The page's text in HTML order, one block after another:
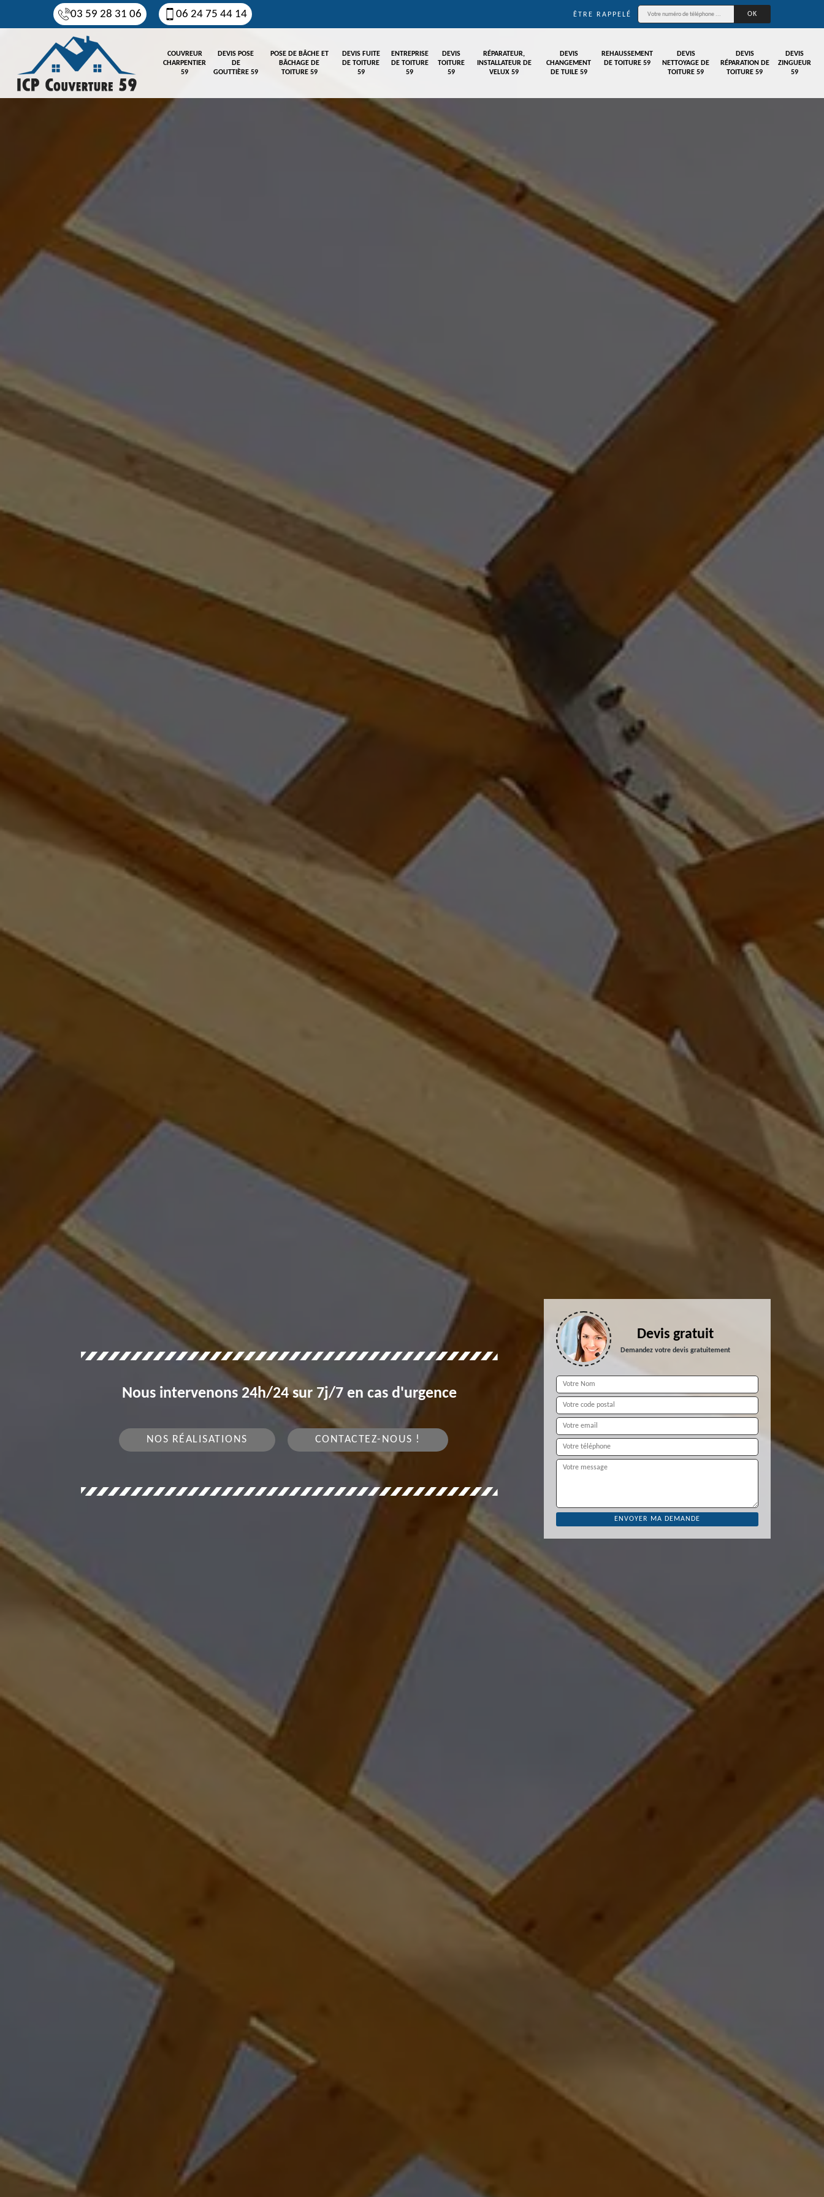
03 59 28 31 06 06 24 75 44 14 ÊTRE RAPPELÉ
COUVREUR
CHARPENTIER
59
DEVIS POSE
DE
GOUTTIÈRE 59
POSE DE BÂCHE ET
BÂCHAGE DE
TOITURE 59
DEVIS FUITE
DE TOITURE
59
ENTREPRISE
DE TOITURE
59
DEVIS
TOITURE
59
RÉPARATEUR,
INSTALLATEUR DE
VELUX 59
DEVIS
CHANGEMENT
DE TUILE 59
REHAUSSEMENT
DE TOITURE 59
DEVIS
NETTOYAGE DE
TOITURE 59
DEVIS
RÉPARATION DE
TOITURE 59
DEVIS
ZINGUEUR
59
Nous intervenons 24h/24 sur 7j/7 en cas d'urgence
NOS RÉALISATIONS CONTACTEZ-NOUS !
Devis gratuit
Demandez votre devis gratuitement